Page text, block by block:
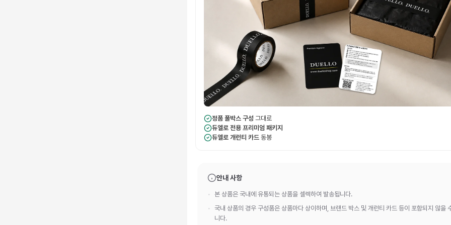
정품 풀박스 구성 그대로
듀엘로 전용 프리미엄 패키지
듀엘로 개런티 카드 동봉
안내 사항
본 상품은 국내에 유통되는 상품을 셀렉하여 발송됩니다.
국내 상품의 경우 구성품은 상품마다 상이하며, 브랜드 박스 및 개런티 카드 등이 포함되지 않을
니다.